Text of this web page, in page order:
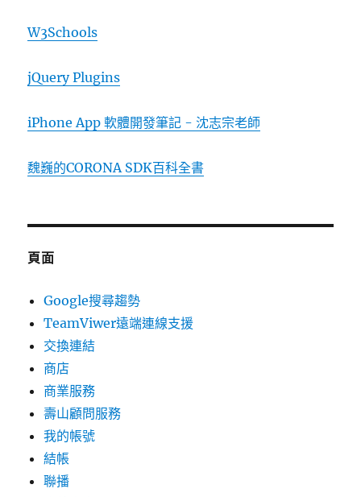
W3Schools
jQuery Plugins
iPhone App 軟體開發筆記 - 沈志宗老師
魏巍的CORONA SDK百科全書
頁面
Google搜尋趨勢
TeamViwer遠端連線支援
交換連結
商店
商業服務
壽山顧問服務
我的帳號
結帳
聯播